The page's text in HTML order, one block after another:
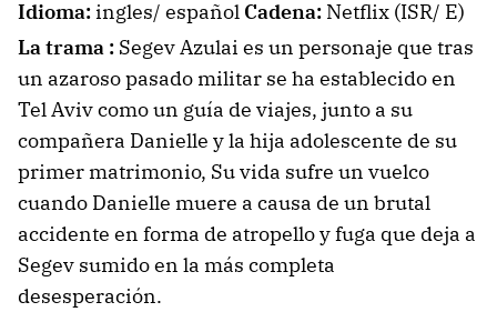
Idioma:ingles/ español Cadena: Netflix (ISR/ E)
La trama : Segev Azulai es un personaje que tras
un azaroso pasado militar se ha establecido en
Tel Aviv como un guía de viajes, junto a su
compañera Danielle y la hija adolescente de su
primer matrimonio, Su vida sufre un vuelco
cuando Danielle muere a causa de un brutal
accidente en forma de atropello y fuga que deja a
Segev sumido en la más completa
desesperación.